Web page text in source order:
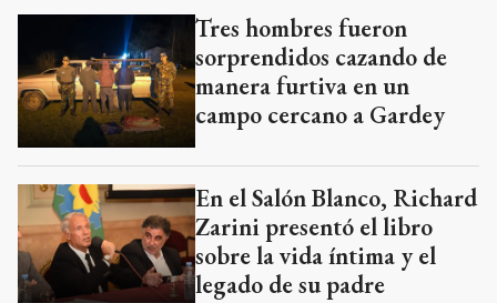
Tres hombres fueron
sorprendidos cazando de
manera furtiva en un
campo cercano a Gardey
En el Salón Blanco, Richard
Zarini presentó el libro
sobre la vida íntima y el
legado de su padre